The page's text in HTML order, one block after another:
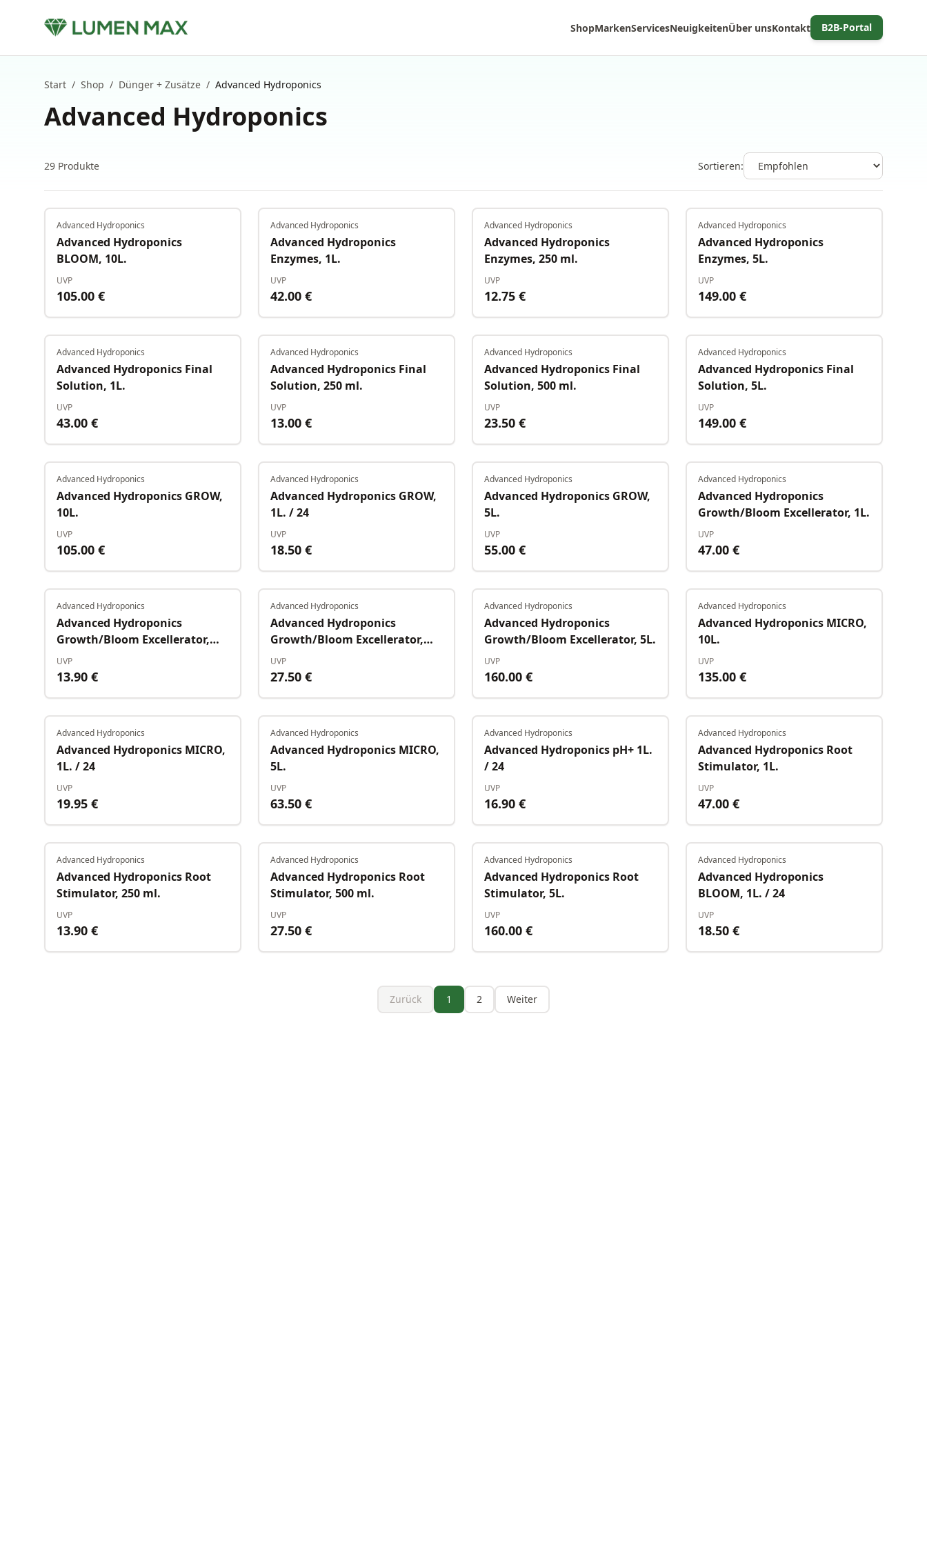
ShopMarkenServicesNeuigkeitenÜber unsKontakt B2B-Portal
Start / Shop / Dünger + Zusätze / Advanced Hydroponics
Advanced Hydroponics
29 Produkte Sortieren:
Advanced Hydroponics
Advanced Hydroponics
BLOOM, 10L.
UVP
105.00 €
Advanced Hydroponics
Advanced Hydroponics
Enzymes, 1L.
UVP
42.00 €
Advanced Hydroponics
Advanced Hydroponics
Enzymes, 250 ml.
UVP
12.75 €
Advanced Hydroponics
Advanced Hydroponics
Enzymes, 5L.
UVP
149.00 €
Advanced Hydroponics
Advanced Hydroponics Final
Solution, 1L.
UVP
43.00 €
Advanced Hydroponics
Advanced Hydroponics Final
Solution, 250 ml.
UVP
13.00 €
Advanced Hydroponics
Advanced Hydroponics Final
Solution, 500 ml.
UVP
23.50 €
Advanced Hydroponics
Advanced Hydroponics Final
Solution, 5L.
UVP
149.00 €
Advanced Hydroponics
Advanced Hydroponics GROW,
10L.
UVP
105.00 €
Advanced Hydroponics
Advanced Hydroponics GROW,
1L. / 24
UVP
18.50 €
Advanced Hydroponics
Advanced Hydroponics GROW,
5L.
UVP
55.00 €
Advanced Hydroponics
Advanced Hydroponics
Growth/Bloom Excellerator, 1L.
UVP
47.00 €
Advanced Hydroponics
Advanced Hydroponics
Growth/Bloom Excellerator,
250 ml.
UVP
13.90 €
Advanced Hydroponics
Advanced Hydroponics
Growth/Bloom Excellerator,
500 ml.
UVP
27.50 €
Advanced Hydroponics
Advanced Hydroponics
Growth/Bloom Excellerator, 5L.
UVP
160.00 €
Advanced Hydroponics
Advanced Hydroponics MICRO,
10L.
UVP
135.00 €
Advanced Hydroponics
Advanced Hydroponics MICRO,
1L. / 24
UVP
19.95 €
Advanced Hydroponics
Advanced Hydroponics MICRO,
5L.
UVP
63.50 €
Advanced Hydroponics
Advanced Hydroponics pH+ 1L.
/ 24
UVP
16.90 €
Advanced Hydroponics
Advanced Hydroponics Root
Stimulator, 1L.
UVP
47.00 €
Advanced Hydroponics
Advanced Hydroponics Root
Stimulator, 250 ml.
UVP
13.90 €
Advanced Hydroponics
Advanced Hydroponics Root
Stimulator, 500 ml.
UVP
27.50 €
Advanced Hydroponics
Advanced Hydroponics Root
Stimulator, 5L.
UVP
160.00 €
Advanced Hydroponics
Advanced Hydroponics
BLOOM, 1L. / 24
UVP
18.50 €
Zurück 1 2 Weiter